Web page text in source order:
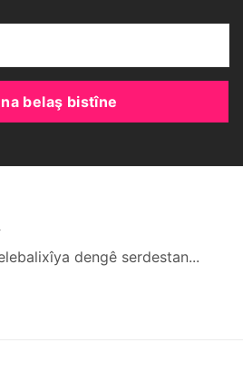
belaş bistîne
dengê serdestan...